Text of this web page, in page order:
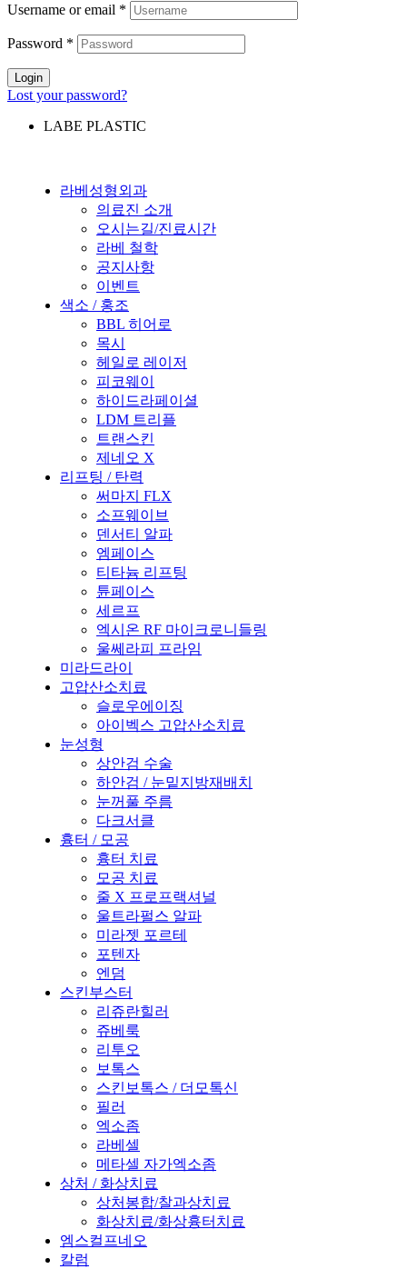
Username or email *
Password *
Login
Lost your password?
LABE PLASTIC
라베성형외과
의료진 소개
오시는길/진료시간
라베 철학
공지사항
이벤트
색소 / 홍조
BBL 히어로
목시
헤일로 레이저
피코웨이
하이드라페이셜
LDM 트리플
트랜스킨
제네오 X
리프팅 / 탄력
써마지 FLX
소프웨이브
덴서티 알파
엠페이스
티타늄 리프팅
튠페이스
세르프
엑시온 RF 마이크로니들링
울쎄라피 프라임
미라드라이
고압산소치료
슬로우에이징
아이벡스 고압산소치료
눈성형
상안검 수술
하안검 / 눈밑지방재배치
눈꺼풀 주름
다크서클
흉터 / 모공
흉터 치료
모공 치료
줄 X 프로프랙셔널
울트라펄스 알파
미라젯 포르테
포텐자
엔덤
스킨부스터
리쥬란힐러
쥬베룩
리투오
보톡스
스킨보톡스 / 더모톡신
필러
엑소좀
라베셀
메타셀 자가엑소좀
상처 / 화상치료
상처봉합/찰과상치료
화상치료/화상흉터치료
엠스컬프네오
칼럼